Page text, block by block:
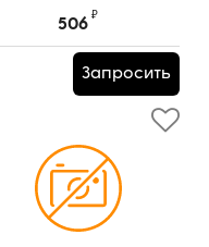
YPM_BD003
506
₽
Запросить